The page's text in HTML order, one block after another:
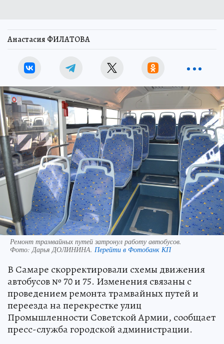
Анастасия ФИЛАТОВА
Ремонт трамвайных путей затронул работу автобусов.
Фото:Дарья ДОЛИНИНА. Перейти в Фотобанк КП
В Самаре скорректировали схемы движения
автобусов № 70 и 75. Изменения связаны с
проведением ремонта трамвайных путей и
переезда на перекрестке улиц
Промышленности Советской Армии, сообщает
пресс-служба городской администрации.